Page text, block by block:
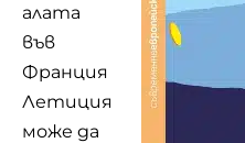
алата
във
Франция
Летиция
може да